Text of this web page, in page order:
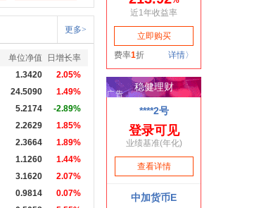
更多>
单位净值
日增长率
1.3420
2.05%
24.5090
1.49%
5.2174
-2.89%
2.2629
1.85%
2.3664
1.89%
1.1260
1.44%
3.1620
2.07%
0.9814
0.07%